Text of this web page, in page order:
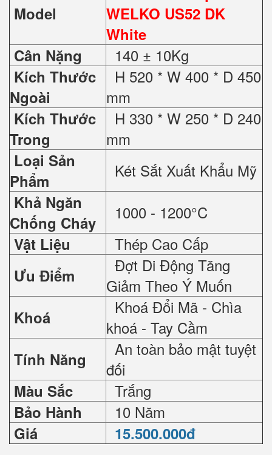
Model
WELKO US52 DK
White
Cân Nặng
140 ± 10Kg
Kích Thước
Ngoài
H 520 * W 400 * D 450
mm
Kích Thước
Trong
H 330 * W 250 * D 240
mm
Loại Sản
Phẩm
Két Sắt Xuất Khẩu Mỹ
Khả Ngăn
Chống Cháy
1000 - 1200°C
Vật Liệu Thép Cao Cấp
Ưu Điểm
Đợt Di Động Tăng
Giảm Theo Ý Muốn
Khoá
Khoá Đổi Mã - Chìa
khoá - Tay Cầm
Tính Năng
An toàn bảo mật tuyệt
đối
Màu Sắc Trắng
Bảo Hành 10 Năm
Giá 15.500.000đ